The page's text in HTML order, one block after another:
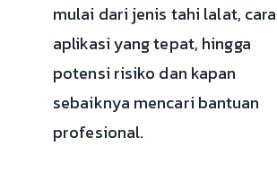
mulai dari jenis tahi lalat, cara
aplikasi yang tepat, hingga
potensi risiko dan kapan
sebaiknya mencari bantuan
profesional.